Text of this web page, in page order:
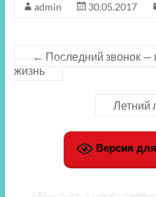
admin 30.05.2017
← Последний звонок
жизнь
Летний
Версия